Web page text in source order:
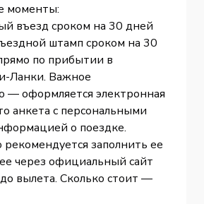
моменты:
въезд сроком на 30 дней
штамп сроком на 30
по прибытии в
Ланки. Важное
— оформляется электронная
анкета с персональными
о поездке.
рекомендуется заполнить ее
через официальный сайт
вылета. Сколько стоит —